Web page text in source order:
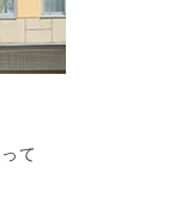
て